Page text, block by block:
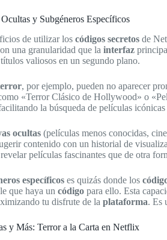
y Subgéneros Específicos
de utilizar los códigos secretos de
una granularidad que la interfaz
valiosos en un segundo plano.
, por ejemplo, pueden no aparecer
«Terror Clásico de Hollywood» o
la búsqueda de películas
ocultas (películas menos conocidas,
contenido con un historial de
películas fascinantes que de otra
específicos es quizás donde los
que haya un código para ello. Esta
tu disfrute de la plataforma. Es
y Más: Terror a la Carta en Netflix